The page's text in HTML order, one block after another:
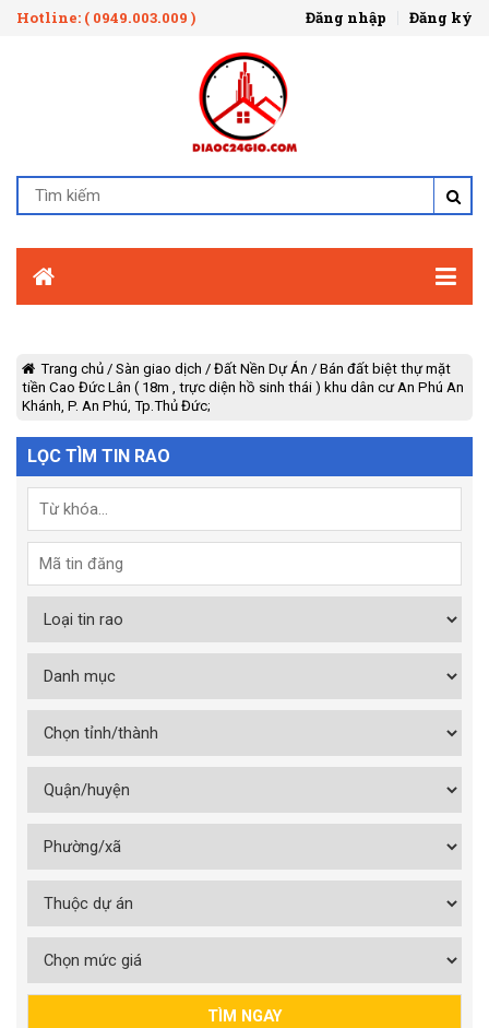
Hotline: ( 0949.003.009 ) Đăng nhập Đăng ký
Trang chủ / Sàn giao dịch / Đất Nền Dự Án / Bán đất biệt thự mặt
tiền Cao Đức Lân ( 18m , trực diện hồ sinh thái ) khu dân cư An Phú An
Khánh, P. An Phú, Tp.Thủ Đức;
LỌC TÌM TIN RAO